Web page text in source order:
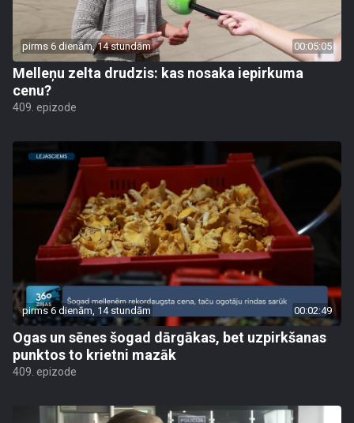
pirms 6 dienām, 14 stundām 00:05:05
Melleņu zelta drudzis: kas nosaka iepirkuma
cenu?
409. epizode
pirms 6 dienām, 14 stundām 00:02:49
Ogas un sēnes šogad dārgākas, bet uzpirkšanas
punktos to krietni mazāk
409. epizode